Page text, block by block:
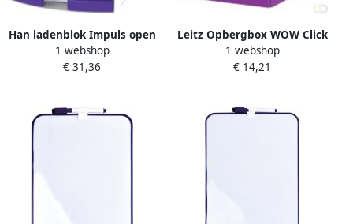
Han ladenblok Impuls open
laden Trend Colour paars
1 webshop
€ 31,36
Leitz Opbergbox WOW Click
&amp Store
200x148x250mm paars
1 webshop
€ 14,21